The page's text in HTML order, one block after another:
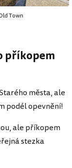
Town
příkopem
města, ale
podél opevnění!
ale příkopem
stezka